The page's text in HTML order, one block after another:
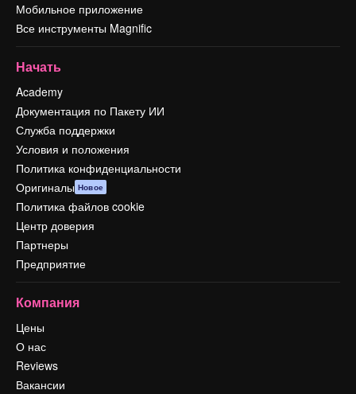
Мобильное приложение
Все инструменты Magnific
Начать
Academy
Документация по Пакету ИИ
Служба поддержки
Условия и положения
Политика конфиденциальности
Оригиналы Новое
Политика файлов cookie
Центр доверия
Партнеры
Предприятие
Компания
Цены
О нас
Reviews
Вакансии